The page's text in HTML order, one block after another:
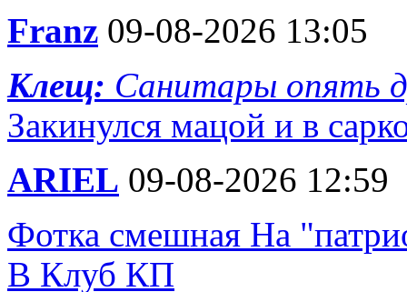
Franz 09-08-2026 13:05
Клещ: Санитары опять
Закинулся мацой и в
ARIEL 09-08-2026 12:59
Фотка смешная На
В Клуб КП